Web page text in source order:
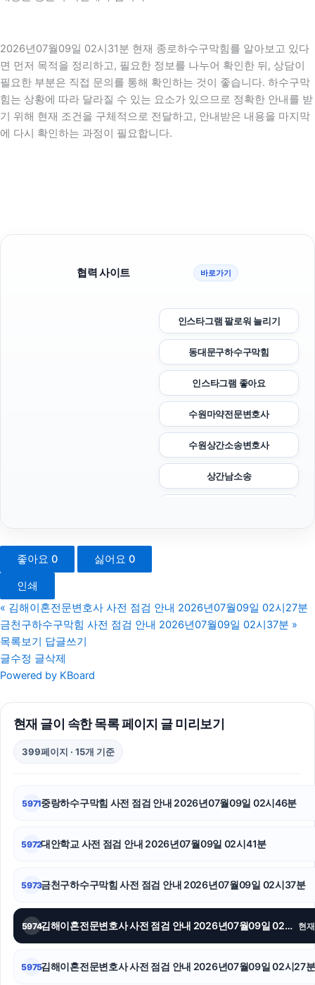
2026년07월09일 02시31분 현재 종로하수구막힘를 알아보고 있다
면 먼저 목적을 정리하고, 필요한 정보를 나누어 확인한 뒤, 상담이
필요한 부분은 직접 문의를 통해 확인하는 것이 좋습니다. 하수구막
힘는 상황에 따라 달라질 수 있는 요소가 있으므로 정확한 안내를 받
기 위해 현재 조건을 구체적으로 전달하고, 안내받은 내용을 마지막
에 다시 확인하는 과정이 필요합니다.
협력 사이트 바로가기
인스타그램 팔로워 늘리기
동대문구하수구막힘
인스타그램 좋아요
수원마약전문변호사
수원상간소송변호사
상간남소송
수원학교폭력변호사
네이버 검색광고
탐정사무소
흥신소
용인흥신소
부천이혼전문변호사
수원음주운전변호사
상간녀소송
좋아요 0 싫어요 0
인쇄
« 김해이혼전문변호사 사전 점검 안내 2026년07월09일 02시27분
금천구하수구막힘 사전 점검 안내 2026년07월09일 02시37분 »
목록보기
답글쓰기
글수정 글삭제
Powered by KBoard
현재 글이 속한 목록 페이지 글 미리보기
399페이지 · 15개 기준
5971중랑하수구막힘 사전 점검 안내 2026년07월09일 02시46분
5972대안학교 사전 점검 안내 2026년07월09일 02시41분
5973금천구하수구막힘 사전 점검 안내 2026년07월09일 02시37분
5974 김해이혼전문변호사 사전 점검 안내 2026년07월09일 02시31분 현
5975김해이혼전문변호사 사전 점검 안내 2026년07월09일 02시27분